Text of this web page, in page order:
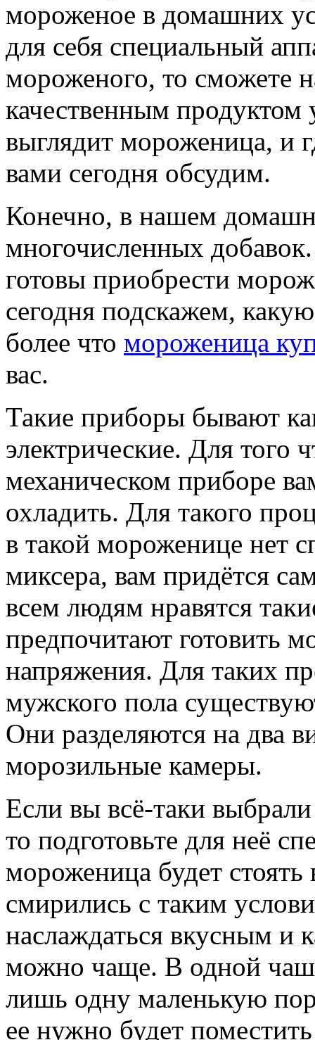
мороженое в домашних
для себя специальный
мороженого, то сможете
качественным продуктом
выглядит мороженица, и
вами сегодня обсудим.
Конечно, в нашем
многочисленных
готовы приобрести
сегодня подскажем,
более что мороженица
вас.
Такие приборы бывают
электрические. Для того
механическом приборе
охладить. Для такого
в такой мороженице нет
миксера, вам придётся
всем людям нравятся
предпочитают готовить
напряжения. Для таких
мужского пола
Они разделяются на два
морозильные камеры.
Если вы всё-таки
то подготовьте для неё
мороженица будет
смирились с таким
наслаждаться вкусным и
можно чаще. В одной
лишь одну маленькую
ее нужно будет